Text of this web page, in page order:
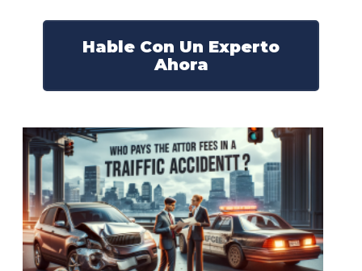
Hable Con Un Experto
Ahora